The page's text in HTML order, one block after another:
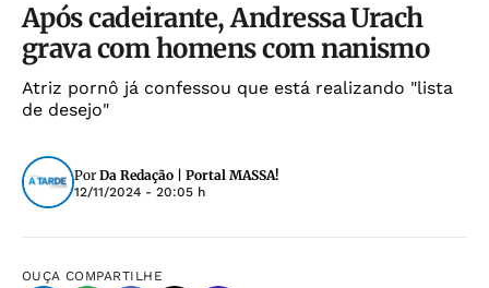
Após cadeirante, Andressa Urach
grava com homens com nanismo
Atriz pornô já confessou que está realizando "lista
de desejo"
Por Da Redação | Portal MASSA!
12/11/2024 - 20:05 h
OUÇA COMPARTILHE